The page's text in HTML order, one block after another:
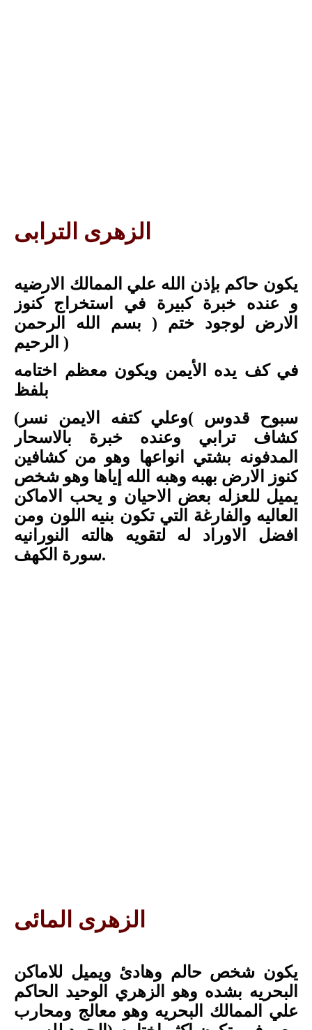
الزهرى الترابى
يكون حاكم بإذن الله علي الممالك الارضيه
و عنده خبرة كبيرة في استخراج كنوز
الارض لوجود ختم ( بسم الله الرحمن
الرحيم )
في كف يده الأيمن ويكون معظم اختامه
بلفظ
( سبوح قدوس )وعلي كتفه الايمن نسر
كشاف ترابي وعنده خبرة بالاسحار
المدفونه بشتي انواعها وهو من كشافين
كنوز الارض بهبه وهبه الله إياها وهو شخص
يميل للعزله بعض الاحيان و يحب الاماكن
العاليه والفارغة التي تكون بنيه اللون ومن
افضل الاوراد له لتقويه هالته النورانيه
سورة الكهف.
الزهرى المائى
يكون شخص حالم وهادئ ويميل للاماكن
البحريه بشده وهو الزهري الوحيد الحاكم
علي الممالك البحريه وهو معالج ومحارب